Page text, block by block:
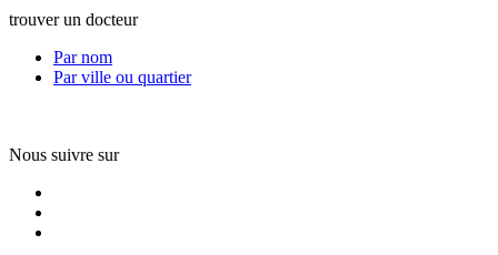
trouver un docteur
Par nom
Par ville ou quartier
Nous suivre sur